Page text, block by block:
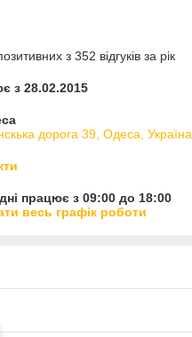
з 352 відгуків за рік
з 28.02.2015
дорога 39, Одеса, Україна
працює з 09:00 до 18:00
весь графік роботи